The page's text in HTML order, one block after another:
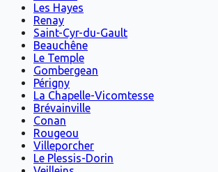
Les Hayes
Renay
Saint-Cyr-du-Gault
Beauchêne
Le Temple
Gombergean
Périgny
La Chapelle-Vicomtesse
Brévainville
Conan
Rougeou
Villeporcher
Le Plessis-Dorin